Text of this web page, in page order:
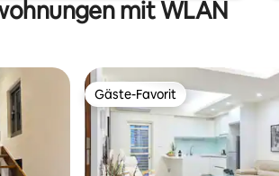
mit WLAN
Gäste-Favorit
Gäste-Favorit